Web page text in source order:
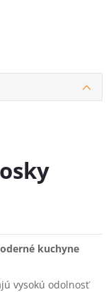
kuchyne
vysokú odolnosť